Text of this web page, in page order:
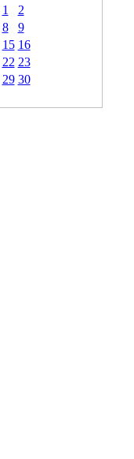
1
2
8
9
15 16
22 23
29 30